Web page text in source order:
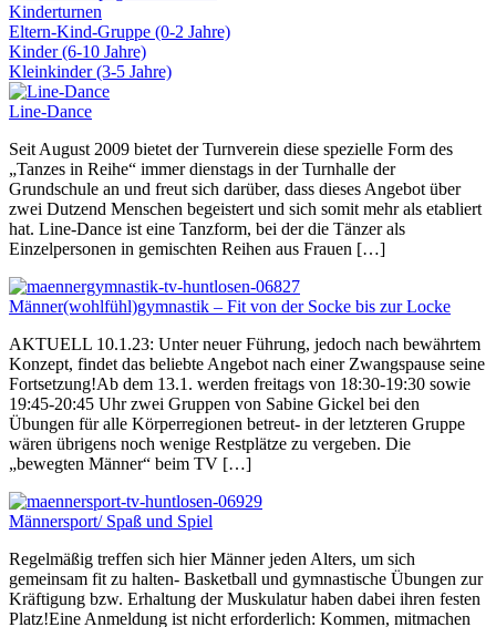
Kinderturnen
Eltern-Kind-Gruppe (0-2 Jahre)
Kinder (6-10 Jahre)
Kleinkinder (3-5 Jahre)
Line-Dance
Seit August 2009 bietet der Turnverein diese spezielle Form des
„Tanzes in Reihe“ immer dienstags in der Turnhalle der
Grundschule an und freut sich darüber, dass dieses Angebot über
zwei Dutzend Menschen begeistert und sich somit mehr als etabliert
hat. Line-Dance ist eine Tanzform, bei der die Tänzer als
Einzelpersonen in gemischten Reihen aus Frauen […]
Männer(wohlfühl)gymnastik – Fit von der Socke bis zur Locke
AKTUELL 10.1.23: Unter neuer Führung, jedoch nach bewährtem
Konzept, findet das beliebte Angebot nach einer Zwangspause seine
Fortsetzung!Ab dem 13.1. werden freitags von 18:30-19:30 sowie
19:45-20:45 Uhr zwei Gruppen von Sabine Gickel bei den
Übungen für alle Körperregionen betreut- in der letzteren Gruppe
wären übrigens noch wenige Restplätze zu vergeben. Die
„bewegten Männer“ beim TV […]
Männersport/ Spaß und Spiel
Regelmäßig treffen sich hier Männer jeden Alters, um sich
gemeinsam fit zu halten- Basketball und gymnastische Übungen zur
Kräftigung bzw. Erhaltung der Muskulatur haben dabei ihren festen
Platz!Eine Anmeldung ist nicht erforderlich: Kommen, mitmachen